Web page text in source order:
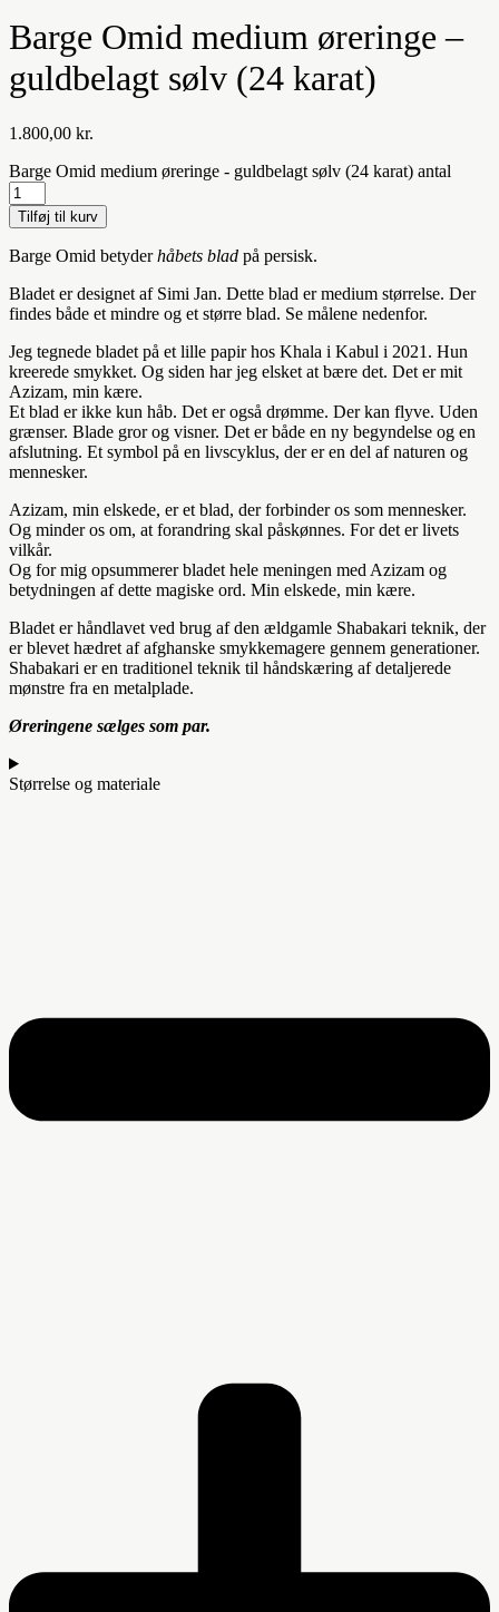
Barge Omid medium øreringe –
guldbelagt sølv (24 karat)
1.800,00 kr.
Barge Omid medium øreringe - guldbelagt sølv (24 karat) antal
Tilføj til kurv
Barge Omid betyderhåbets blad på persisk.
Bladet er designet af Simi Jan. Dette blad er medium størrelse. Der
findes både et mindre og et større blad. Se målene nedenfor.
Jeg tegnede bladet på et lille papir hos Khala i Kabul i 2021. Hun
kreerede smykket. Og siden har jeg elsket at bære det. Det er mit
Azizam, min kære.
Et blad er ikke kun håb. Det er også drømme. Der kan flyve. Uden
grænser. Blade gror og visner. Det er både en ny begyndelse og en
afslutning. Et symbol på en livscyklus, der er en del af naturen og
mennesker.
Azizam, min elskede, er et blad, der forbinder os som mennesker.
Og minder os om, at forandring skal påskønnes. For det er livets
vilkår.
Og for mig opsummerer bladet hele meningen med Azizam og
betydningen af dette magiske ord. Min elskede, min kære.
Bladet er håndlavet ved brug af den ældgamle Shabakari teknik, der
er blevet hædret af afghanske smykkemagere gennem generationer.
Shabakari er en traditionel teknik til håndskæring af detaljerede
mønstre fra en metalplade.
Øreringene sælges som par.
Størrelse og materiale